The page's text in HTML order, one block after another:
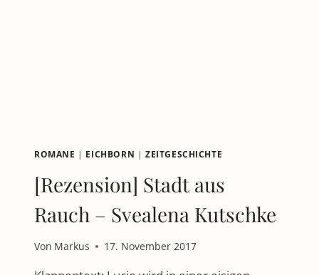
ROMANE | EICHBORN | ZEITGESCHICHTE
[Rezension] Stadt aus
Rauch – Svealena Kutschke
Von Markus 17. November 2017